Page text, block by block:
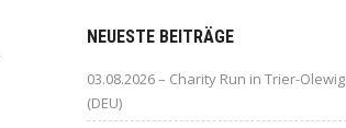
NEUESTE BEITRÄGE
03.08.2026 – Charity Run in Trier-Olewig
(DEU)